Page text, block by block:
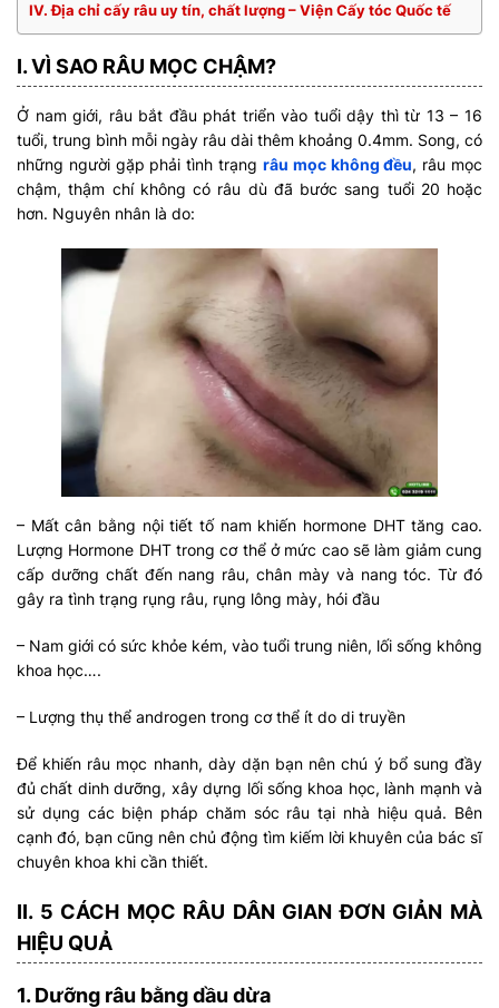
IV. Địa chỉ cấy râu uy tín, chất lượng – Viện Cấy tóc Quốc tế
I. VÌ SAO RÂU MỌC CHẬM?
Ở nam giới, râu bắt đầu phát triển vào tuổi dậy thì từ 13 – 16
tuổi, trung bình mỗi ngày râu dài thêm khoảng 0.4mm. Song, có
những người gặp phải tình trạng râu mọc không đều, râu mọc
chậm, thậm chí không có râu dù đã bước sang tuổi 20 hoặc
hơn. Nguyên nhân là do:
– Mất cân bằng nội tiết tố nam khiến hormone DHT tăng cao.
Lượng Hormone DHT trong cơ thể ở mức cao sẽ làm giảm cung
cấp dưỡng chất đến nang râu, chân mày và nang tóc. Từ đó
gây ra tình trạng rụng râu, rụng lông mày, hói đầu
– Nam giới có sức khỏe kém, vào tuổi trung niên, lối sống không
khoa học….
– Lượng thụ thể androgen trong cơ thể ít do di truyền
Để khiến râu mọc nhanh, dày dặn bạn nên chú ý bổ sung đầy
đủ chất dinh dưỡng, xây dựng lối sống khoa học, lành mạnh và
sử dụng các biện pháp chăm sóc râu tại nhà hiệu quả. Bên
cạnh đó, bạn cũng nên chủ động tìm kiếm lời khuyên của bác sĩ
chuyên khoa khi cần thiết.
II. 5 CÁCH MỌC RÂU DÂN GIAN ĐƠN GIẢN MÀ
HIỆU QUẢ
1. Dưỡng râu bằng dầu dừa